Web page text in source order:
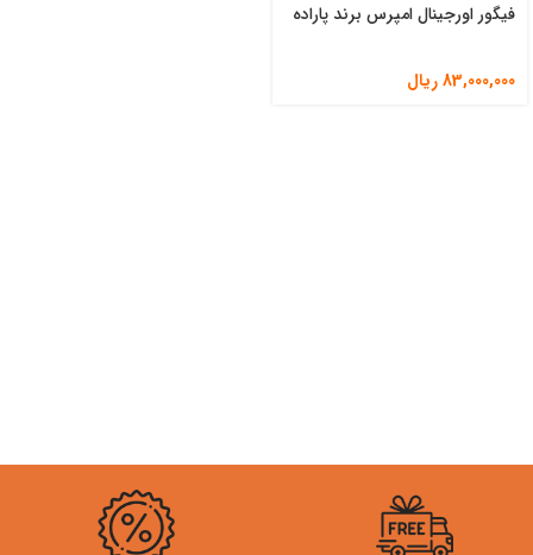
فیگور اورجینال امپرس برند پاراده
83,000,000ریال